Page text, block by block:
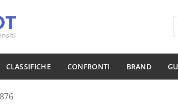
CLASSIFICHE CONFRONTI BRAND